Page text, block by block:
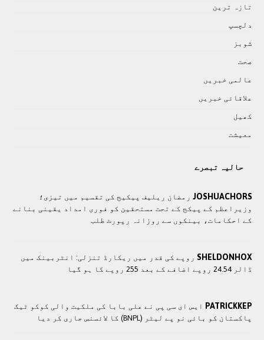
تازہ ترين
دلچسپ
شوبز
صحت
عالمی خبريں
علاقائی خبريں
کھيل
معيشت
حالیہ تبصرے
JOSHUACHORS رمضان ریلیف پیکیج کی تقسیم میں تیزی؛
وزیراعظم کے پیکج کے تحت مستحقین کو فوری امداد یقینی بنانے
کے احکامات، بینکوں سے روزانہ رپورٹ طلب
SHELDONHOX روپے کی قدر میں ریکارڈ تنزلی: انٹربینک میں
ڈالر 24.54 روپے اضافے کے بعد 255 روپے کا ہو گیا
PATRICKKEP ایس ای سی پی نے علی بابا کی ملکیت والی کوکو ٹیک
پاکستان کو بائی نو پے لیٹر (BNPL) کا لائسنس جاری کر دیا